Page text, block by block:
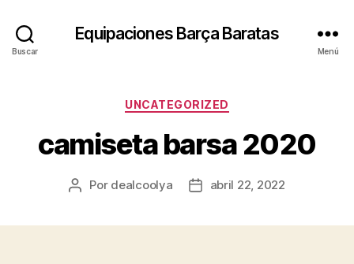
Buscar
Equipaciones Barça Baratas
Menú
Categorías
UNCATEGORIZED
camiseta barsa 2020
Autor
Por dealcoolya
Fechaabril 22, 2022